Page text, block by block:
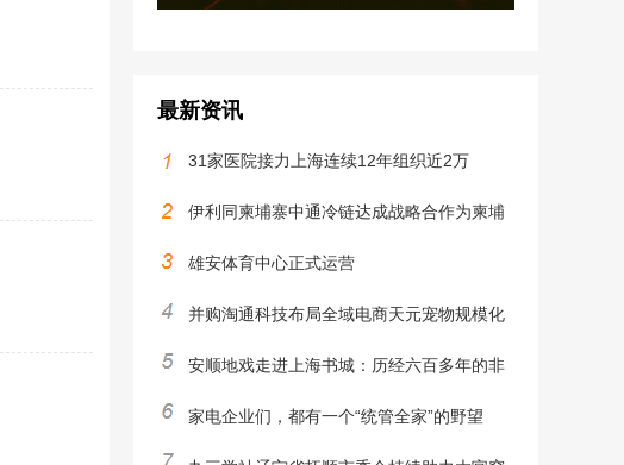
最新资讯
31家医院接力上海连续12年组织近2万
伊利同柬埔寨中通冷链达成战略合作为柬埔
雄安体育中心正式运营
并购淘通科技布局全域电商天元宠物规模化
安顺地戏走进上海书城：历经六百多年的非
家电企业们，都有一个“统管全家”的野望